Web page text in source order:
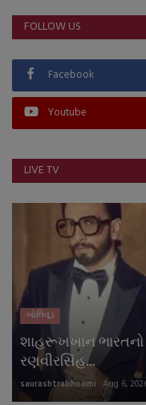
FOLLOW US
Facebook
Youtube
LIVE TV
બોલિવૂડ
શાહરૂખખાન ભારતનો
રણવીરસિંહ...
saurashtrabhoomi Aug 6,